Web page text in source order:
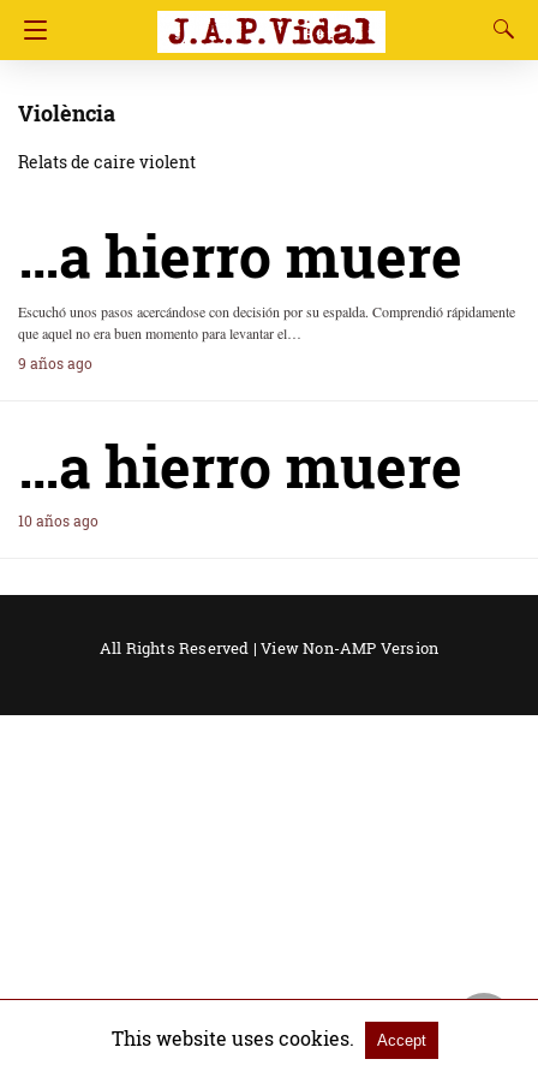
Violència
Relats de caire violent
…a hierro muere
Escuchó unos pasos acercándose con decisión por su espalda. Comprendió rápidamente
que aquel no era buen momento para levantar el…
9 años ago
…a hierro muere
10 años ago
All Rights Reserved |View Non-AMP Version
This website uses cookies. Accept